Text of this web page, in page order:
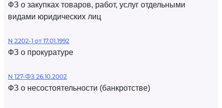
ФЗ о закупках товаров, работ, услуг отдельными
видами юридических лиц
N 2202-1 от 17.01.1992
ФЗ о прокуратуре
N 127-ФЗ 26.10.2002
ФЗ о несостоятельности (банкротстве)